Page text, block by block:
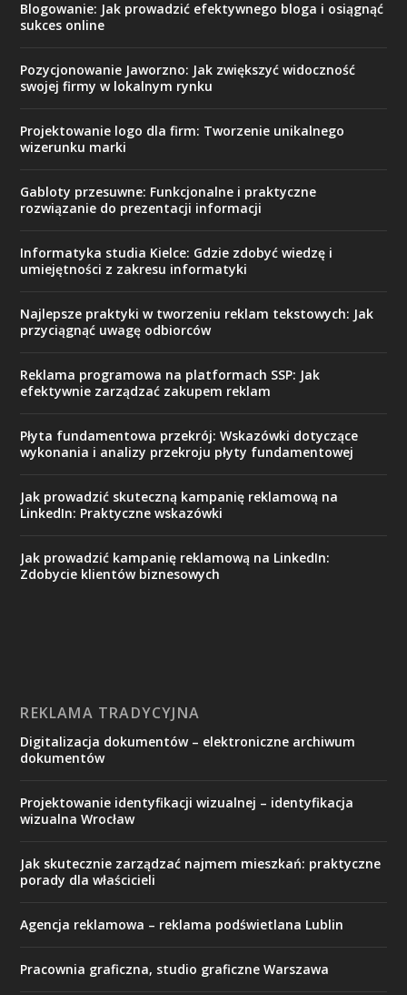
Blogowanie: Jak prowadzić efektywnego bloga i osiągnąć
sukces online
Pozycjonowanie Jaworzno: Jak zwiększyć widoczność
swojej firmy w lokalnym rynku
Projektowanie logo dla firm: Tworzenie unikalnego
wizerunku marki
Gabloty przesuwne: Funkcjonalne i praktyczne
rozwiązanie do prezentacji informacji
Informatyka studia Kielce: Gdzie zdobyć wiedzę i
umiejętności z zakresu informatyki
Najlepsze praktyki w tworzeniu reklam tekstowych: Jak
przyciągnąć uwagę odbiorców
Reklama programowa na platformach SSP: Jak
efektywnie zarządzać zakupem reklam
Płyta fundamentowa przekrój: Wskazówki dotyczące
wykonania i analizy przekroju płyty fundamentowej
Jak prowadzić skuteczną kampanię reklamową na
LinkedIn: Praktyczne wskazówki
Jak prowadzić kampanię reklamową na LinkedIn:
Zdobycie klientów biznesowych
REKLAMA TRADYCYJNA
Digitalizacja dokumentów – elektroniczne archiwum
dokumentów
Projektowanie identyfikacji wizualnej – identyfikacja
wizualna Wrocław
Jak skutecznie zarządzać najmem mieszkań: praktyczne
porady dla właścicieli
Agencja reklamowa – reklama podświetlana Lublin
Pracownia graficzna, studio graficzne Warszawa